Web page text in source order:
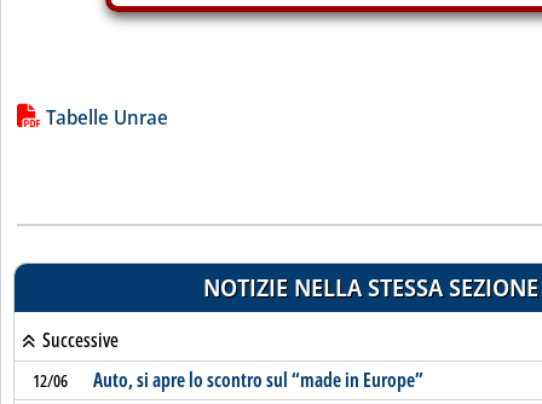
Lista allegati PDF alla notizia
Tabelle Unrae
NOTIZIE NELLA STESSA SEZIONE
Successive
12/06 Auto, si apre lo scontro sul “made in Europe”